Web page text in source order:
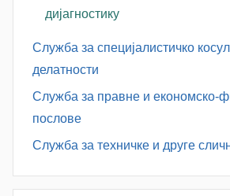
дијагностику
Служба за специјалистичко
делатности
Служба за правне и економско-
послове
Служба за техничке и друге